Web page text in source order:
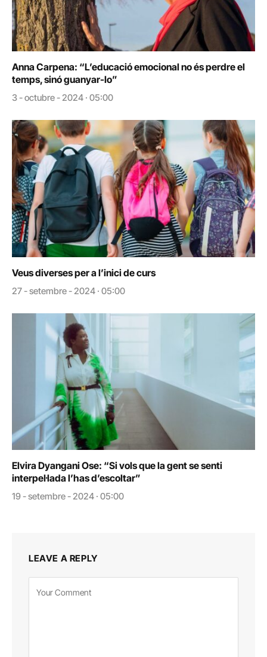
Anna Carpena: “L’educació emocional no és perdre el
temps, sinó guanyar-lo”
3 - octubre - 2024 · 05:00
Veus diverses per a l’inici de curs
27 - setembre - 2024 · 05:00
Elvira Dyangani Ose: “Si vols que la gent se senti
interpel·lada l’has d’escoltar”
19 - setembre - 2024 · 05:00
LEAVE A REPLY